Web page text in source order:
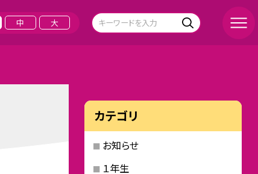
中 大
カテゴリ
お知らせ
１年生